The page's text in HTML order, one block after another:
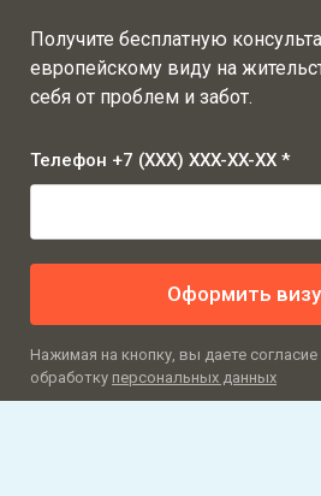
Получите бесплатную
европейскому виду на
себя от проблем и забот.
Телефон +7 (XXX) XXX-XX-XX *
Оформить визу
Нажимая на кнопку, вы даете согласие
обработку персональных данных